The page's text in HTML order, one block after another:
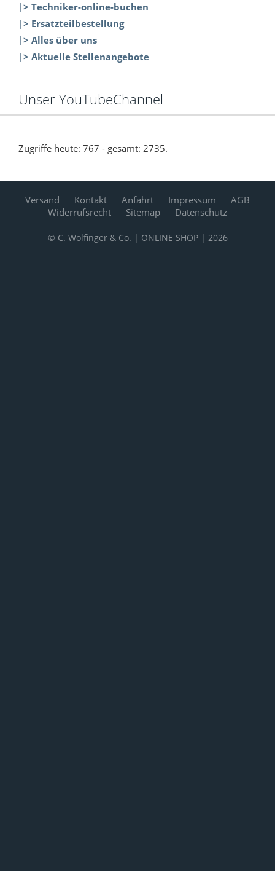
|> Techniker-online-buchen
|> Ersatzteilbestellung
|> Alles über uns
|> Aktuelle Stellenangebote
Unser YouTubeChannel
Zugriffe heute: 767 - gesamt: 2735.
Versand Kontakt Anfahrt Impressum
AGB
Widerrufsrecht
Sitemap Datenschutz
© C. Wölfinger & Co. | ONLINE SHOP | 2026